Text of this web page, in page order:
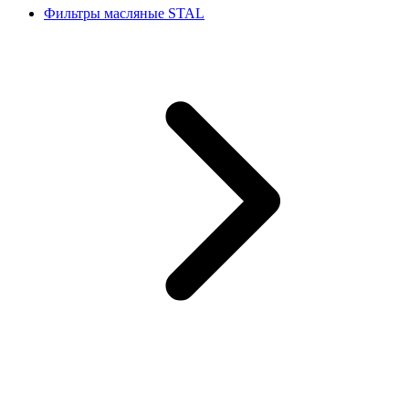
Фильтры масляные STAL